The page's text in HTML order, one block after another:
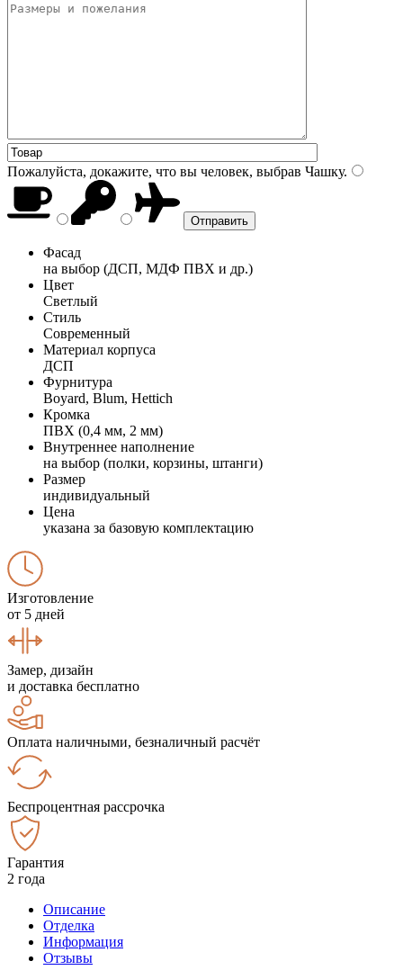
Пожалуйста, докажите, что вы человек, выбрав Чашку.
Фасад
на выбор (ДСП, МДФ ПВХ и др.)
Цвет
Светлый
Стиль
Современный
Материал корпуса
ДСП
Фурнитура
Boyard, Blum, Hettich
Кромка
ПВХ (0,4 мм, 2 мм)
Внутреннее наполнение
на выбор (полки, корзины, штанги)
Размер
индивидуальный
Цена
указана за базовую комплектацию
Изготовление
от 5 дней
Замер, дизайн
и доставка бесплатно
Оплата наличными, безналичный расчёт
Беспроцентная рассрочка
Гарантия
2 года
Описание
Отделка
Информация
Отзывы